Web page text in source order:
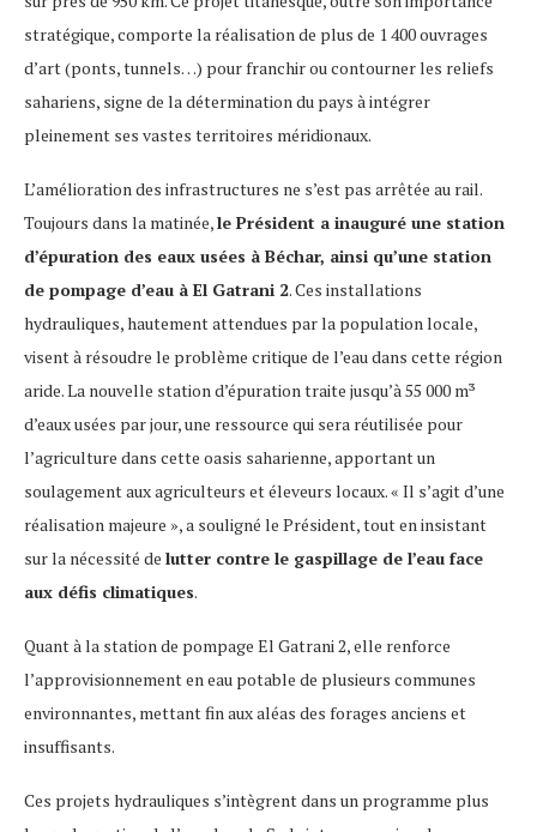
stratégique, comporte la réalisation de plus de 1 400 ouvrages
d’art (ponts, tunnels…) pour franchir ou contourner les reliefs
sahariens, signe de la détermination du pays à intégrer
pleinement ses vastes territoires méridionaux.
L’amélioration des infrastructures ne s’est pas arrêtée au rail.
Toujours dans la matinée,le Président a inauguré une station
d’épuration des eaux usées à Béchar, ainsi qu’une station
de pompage d’eau à El Gatrani 2. Ces installations
hydrauliques, hautement attendues par la population locale,
visent à résoudre le problème critique de l’eau dans cette région
aride. La nouvelle station d’épuration traite jusqu’à 55 000 m³
d’eaux usées par jour, une ressource qui sera réutilisée pour
l’agriculture dans cette oasis saharienne, apportant un
soulagement aux agriculteurs et éleveurs locaux. « Il s’agit d’une
réalisation majeure », a souligné le Président, tout en insistant
sur la nécessité de lutter contre le gaspillage de l’eau face
aux défis climatiques.
Quant à la station de pompage El Gatrani 2, elle renforce
l’approvisionnement en eau potable de plusieurs communes
environnantes, mettant fin aux aléas des forages anciens et
insuffisants.
Ces projets hydrauliques s’intègrent dans un programme plus